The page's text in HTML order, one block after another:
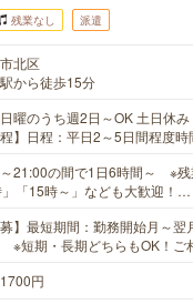
残業なし 派遣
北区
から徒歩15分
曜のうち週2日～OK 土日休
】日程：平日2～5日間程度
21:00の間で1日6時間～ ※残
「15時～」なども大歓迎！…
募】最短期間：勤務開始月～
※短期・長期どちらもOK！ご
円